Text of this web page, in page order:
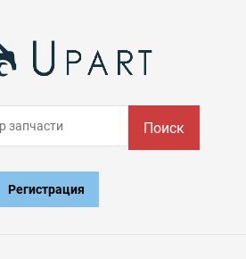
Поиск
Регистрация